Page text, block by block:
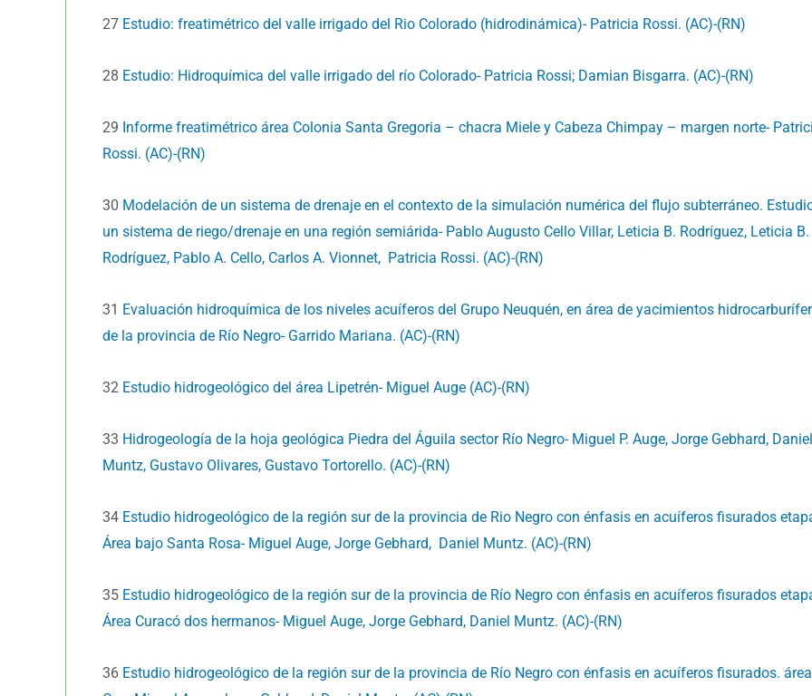
27 Estudio: freatimétrico del valle irrigado del Rio Colorado (hidrodinámica)- Patricia Rossi. (AC)-(RN)
28 Estudio: Hidroquímica del valle irrigado del río Colorado- Patricia Rossi; Damian Bisgarra. (AC)-(RN)
29 Informe freatimétrico área Colonia Santa Gregoria – chacra Miele y Cabeza Chimpay – margen norte-
Rossi. (AC)-(RN)
30 Modelación de un sistema de drenaje en el contexto de la simulación numérica del flujo subterráneo.
un sistema de riego/drenaje en una región semiárida- Pablo Augusto Cello Villar, Leticia B. Rodríguez, Leticia B.
Rodríguez, Pablo A. Cello, Carlos A. Vionnet, Patricia Rossi. (AC)-(RN)
31 Evaluación hidroquímica de los niveles acuíferos del Grupo Neuquén, en área de yacimientos
de la provincia de Río Negro- Garrido Mariana. (AC)-(RN)
32 Estudio hidrogeológico del área Lipetrén- Miguel Auge (AC)-(RN)
33 Hidrogeología de la hoja geológica Piedra del Águila sector Río Negro- Miguel P. Auge, Jorge Gebhard, Daniel
Muntz, Gustavo Olivares, Gustavo Tortorello. (AC)-(RN)
34 Estudio hidrogeológico de la región sur de la provincia de Rio Negro con énfasis en acuíferos fisurados
Área bajo Santa Rosa- Miguel Auge, Jorge Gebhard, Daniel Muntz. (AC)-(RN)
35 Estudio hidrogeológico de la región sur de la provincia de Río Negro con énfasis en acuíferos fisurados
Área Curacó dos hermanos- Miguel Auge, Jorge Gebhard, Daniel Muntz. (AC)-(RN)
36 Estudio hidrogeológico de la región sur de la provincia de Río Negro con énfasis en acuíferos fisurados.